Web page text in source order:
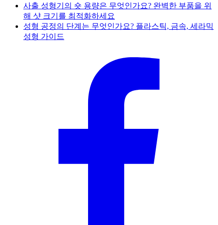
사출 성형기의 숏 용량은 무엇인가요? 완벽한 부품을 위
해 샷 크기를 최적화하세요
성형 공정의 단계는 무엇인가요? 플라스틱, 금속, 세라믹
성형 가이드